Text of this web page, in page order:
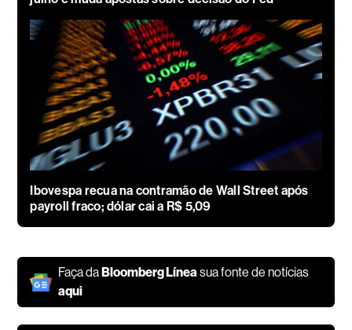
Ibovespa recua na contramão de Wall Street após
payroll fraco; dólar cai a R$ 5,09
Faça da Bloomberg Líneasua fonte de notícias
aqui